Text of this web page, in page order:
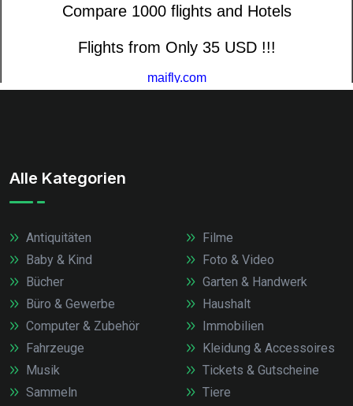
Alle Kategorien
Antiquitäten
Baby & Kind
Bücher
Büro & Gewerbe
Computer & Zubehör
Fahrzeuge
Filme
Foto & Video
Garten & Handwerk
Haushalt
Immobilien
Kleidung & Accessoires
Musik
Sammeln
Tickets & Gutscheine
Tiere